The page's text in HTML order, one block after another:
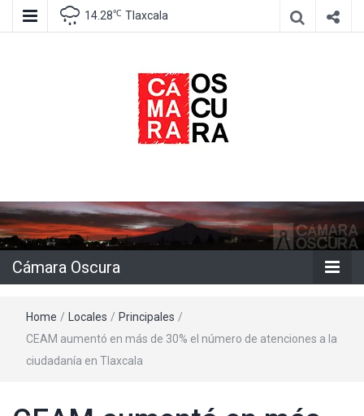
14.28℃ Tlaxcala
Cámara
Oscura
Cámara Oscura
Home / Locales / Principales /
CEAM aumentó en más de 30% el número de atenciones a la
ciudadanía en Tlaxcala